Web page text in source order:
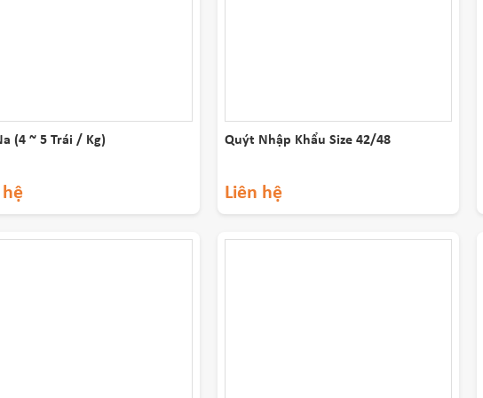
(4 ~ 5 Trái / Kg)
hệ
Quýt Nhập Khẩu Size 42/48
Liên hệ